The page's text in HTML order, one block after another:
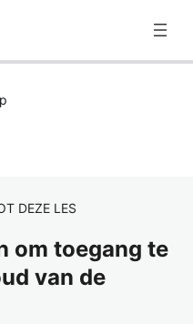
DEZE LES
om toegang te
van de